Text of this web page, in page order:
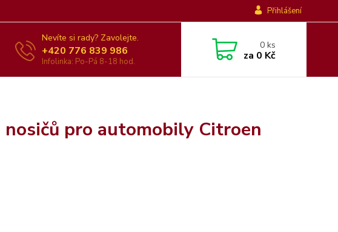
Přihlášení
Nevíte si rady? Zavolejte.
+420 776 839 986
Infolinka: Po-Pá 8-18 hod.
0ks
za 0 Kč
pro automobily Citroen